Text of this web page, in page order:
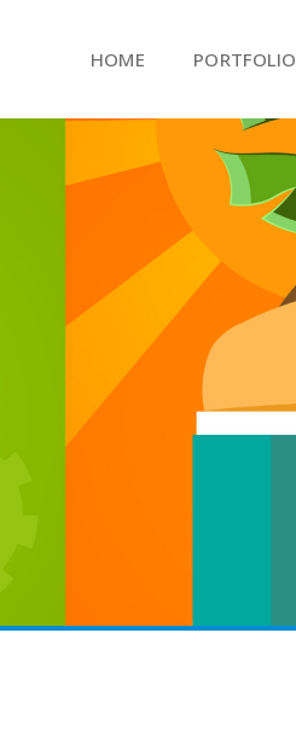
HOME PORTFOLIO